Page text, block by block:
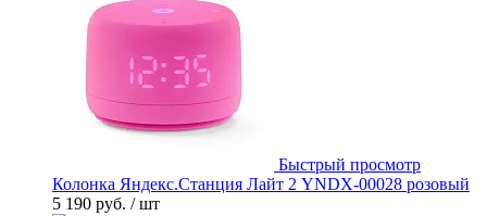
Быстрый просмотр
Колонка Яндекс.Станция Лайт 2 YNDX-00028 розовый
5 190 руб. / шт